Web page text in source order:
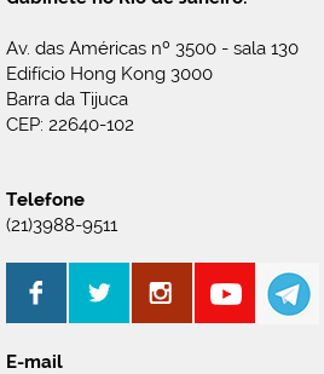
Av. das Américas nº 3500 - sala 130
Edifício Hong Kong 3000
Barra da Tijuca
CEP: 22640-102
Telefone
(21)3988-9511
E-mail